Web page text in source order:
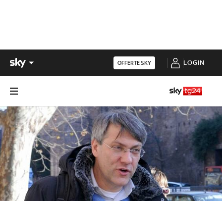
OFFERTE SKY LOGIN